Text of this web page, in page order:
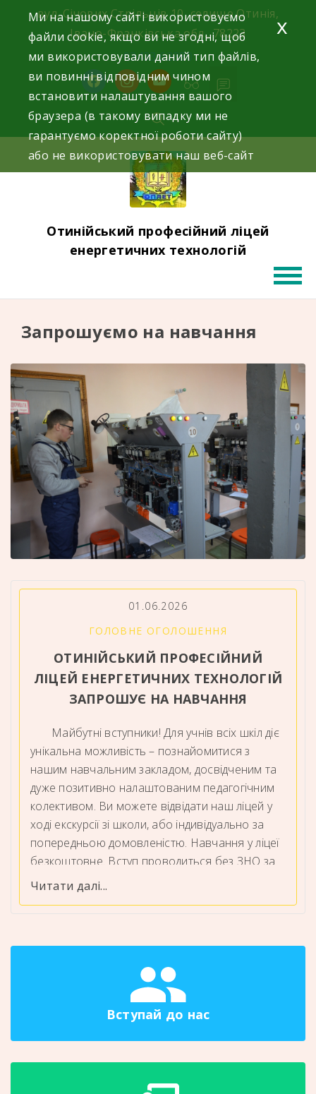
content
вул. Січових Стрільців 10, селище Отинія,
Івано-Франківська обл., 78223
03433 62380
facebookinstagramyoutube
Отинійський професійний ліцей
енергетичних технологій
Запрошуємо на навчання
01.06.2026
ГОЛОВНЕ ОГОЛОШЕННЯ
ОТИНІЙСЬКИЙ ПРОФЕСІЙНИЙ
ЛІЦЕЙ ЕНЕРГЕТИЧНИХ ТЕХНОЛОГІЙ
ЗАПРОШУЄ НА НАВЧАННЯ
Майбутні вступники! Для учнів всіх шкіл діє
унікальна можливість – познайомитися з
нашим навчальним закладом, досвідченим та
дуже позитивно налаштованим педагогічним
колективом. Ви можете відвідати наш ліцей у
ході екскурсії зі школи, або індивідуально за
попередньою домовленістю. Навчання у ліцеї
безкоштовне. Вступ проводиться без ЗНО за
результатами співбесіди та поданими
отримують всі учні. Прийом заяв та документів
у Отинійський професійний ліцей енергетичних
технологій триватиме з 1 червня 2026 року.
Читати далі...
Вступай до нас
Ми на нашому сайті використовуємо
файли cookie, якщо ви не згодні, щоб
ми використовували даний тип файлів,
ви повинні відповідним чином
встановити налаштування вашого
браузера (в такому випадку ми не
гарантуємо коректної роботи сайту)
або не використовувати наш веб-сайт
x